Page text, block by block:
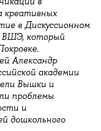
креативных
в Дискуссионном
ВШЭ, который
Александр
академии
Вышки и
проблемы
и
дошкольного